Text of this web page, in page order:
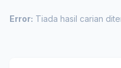
Error: Tiada hasil carian